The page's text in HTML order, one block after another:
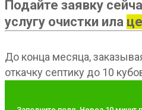
Подайте заявку
услугу очистки ила
До конца месяца,
откачку септику до 10